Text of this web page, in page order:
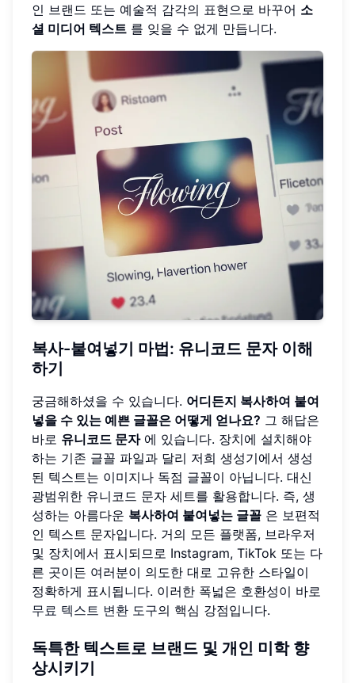
인 브랜드 또는 예술적 감각의 표현으로 바꾸어 소
셜 미디어 텍스트 를 잊을 수 없게 만듭니다.
복사-붙여넣기 마법: 유니코드 문자 이해
하기
궁금해하셨을 수 있습니다. 어디든지 복사하여 붙여
넣을 수 있는 예쁜 글꼴은 어떻게 얻나요? 그 해답은
바로 유니코드 문자에 있습니다. 장치에 설치해야
하는 기존 글꼴 파일과 달리 저희 생성기에서 생성
된 텍스트는 이미지나 독점 글꼴이 아닙니다. 대신
광범위한 유니코드 문자 세트를 활용합니다. 즉, 생
성하는 아름다운 복사하여 붙여넣는 글꼴 은 보편적
인 텍스트 문자입니다. 거의 모든 플랫폼, 브라우저
및 장치에서 표시되므로 Instagram, TikTok 또는 다
른 곳이든 여러분이 의도한 대로 고유한 스타일이
정확하게 표시됩니다. 이러한 폭넓은 호환성이 바로
무료 텍스트 변환 도구의 핵심 강점입니다.
독특한 텍스트로 브랜드 및 개인 미학 향
상시키기